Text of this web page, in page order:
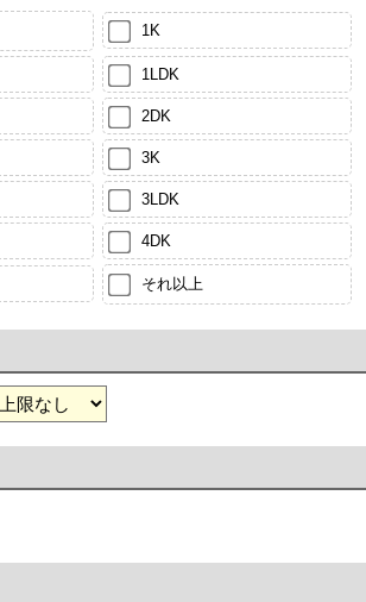
1K
1LDK
2DK
3K
3LDK
4DK
それ以上